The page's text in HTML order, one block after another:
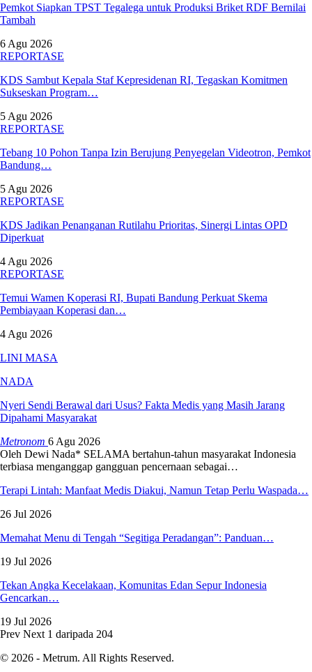
Pemkot Siapkan TPST Tegalega untuk Produksi Briket RDF Bernilai
Tambah
6 Agu 2026
REPORTASE
KDS Sambut Kepala Staf Kepresidenan RI, Tegaskan Komitmen
Sukseskan Program…
5 Agu 2026
REPORTASE
Tebang 10 Pohon Tanpa Izin Berujung Penyegelan Videotron, Pemkot
Bandung…
5 Agu 2026
REPORTASE
KDS Jadikan Penanganan Rutilahu Prioritas, Sinergi Lintas OPD
Diperkuat
4 Agu 2026
REPORTASE
Temui Wamen Koperasi RI, Bupati Bandung Perkuat Skema
Pembiayaan Koperasi dan…
4 Agu 2026
LINI MASA
NADA
Nyeri Sendi Berawal dari Usus? Fakta Medis yang Masih Jarang
Dipahami Masyarakat
Metronom 6 Agu 2026
Oleh Dewi Nada* SELAMA bertahun-tahun masyarakat Indonesia
terbiasa menganggap gangguan pencernaan sebagai…
Terapi Lintah: Manfaat Medis Diakui, Namun Tetap Perlu Waspada…
26 Jul 2026
Memahat Menu di Tengah “Segitiga Peradangan”: Panduan…
19 Jul 2026
Tekan Angka Kecelakaan, Komunitas Edan Sepur Indonesia
Gencarkan…
19 Jul 2026
Prev Next 1 daripada 204
© 2026 - Metrum. All Rights Reserved.